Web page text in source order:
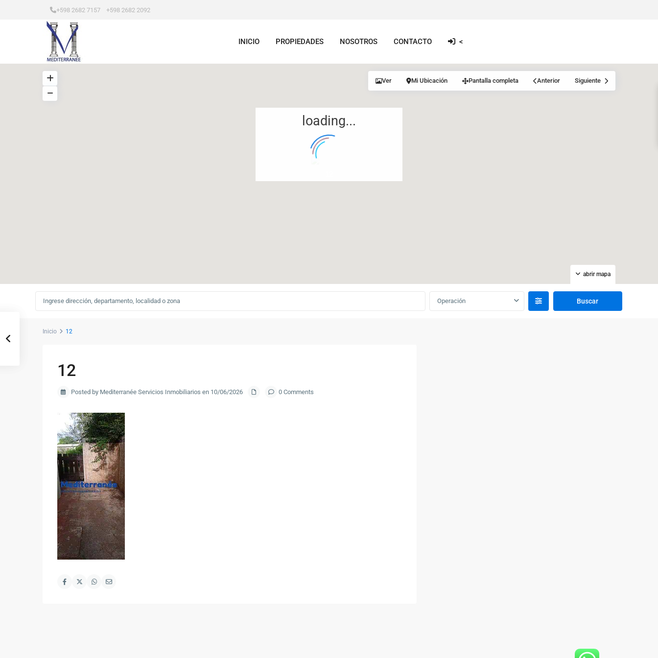
+598 2682 7157 +598 2682 2092
INICIO PROPIEDADES NOSOTROS CONTACTO <
loading...
abrir mapa
Ver Mi Ubicación Pantalla completa Anterior Siguiente
Operación
Inicio 12
12
Posted by Mediterranée Servicios Inmobiliarios en 10/06/2026 0 Comments